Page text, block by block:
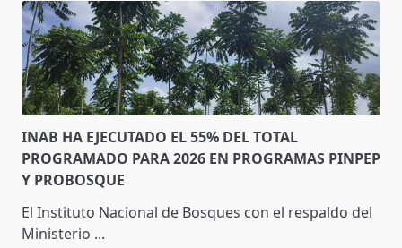
INAB HA EJECUTADO EL 55% DEL TOTAL
PROGRAMADO PARA 2026 EN PROGRAMAS PINPEP
Y PROBOSQUE
El Instituto Nacional de Bosques con el respaldo del
Ministerio ...